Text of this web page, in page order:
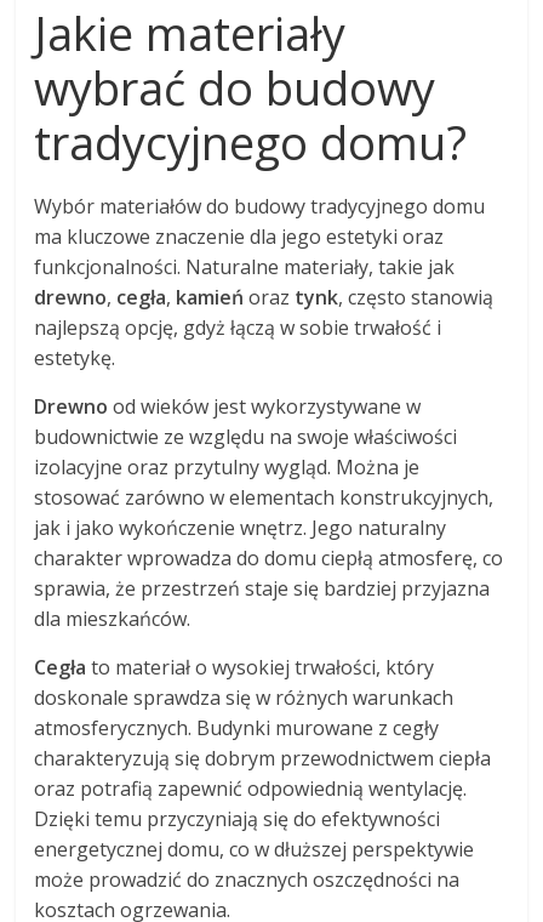
Jakie materiały
wybrać do budowy
tradycyjnego domu?
Wybór materiałów do budowy tradycyjnego domu
ma kluczowe znaczenie dla jego estetyki oraz
funkcjonalności. Naturalne materiały, takie jak
drewno, cegła, kamień oraz tynk, często stanowią
najlepszą opcję, gdyż łączą w sobie trwałość i
estetykę.
Drewno od wieków jest wykorzystywane w
budownictwie ze względu na swoje właściwości
izolacyjne oraz przytulny wygląd. Można je
stosować zarówno w elementach konstrukcyjnych,
jak i jako wykończenie wnętrz. Jego naturalny
charakter wprowadza do domu ciepłą atmosferę, co
sprawia, że przestrzeń staje się bardziej przyjazna
dla mieszkańców.
Cegła to materiał o wysokiej trwałości, który
doskonale sprawdza się w różnych warunkach
atmosferycznych. Budynki murowane z cegły
charakteryzują się dobrym przewodnictwem ciepła
oraz potrafią zapewnić odpowiednią wentylację.
Dzięki temu przyczyniają się do efektywności
energetycznej domu, co w dłuższej perspektywie
może prowadzić do znacznych oszczędności na
kosztach ogrzewania.